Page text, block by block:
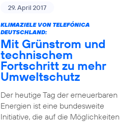
29. April 2017
KLIMAZIELE VON TELEFÓNICA
DEUTSCHLAND:
Mit Grünstrom und
technischem
Fortschritt zu mehr
Umweltschutz
Der heutige Tag der erneuerbaren
Energien ist eine bundesweite
Initiative, die auf die Möglichkeiten